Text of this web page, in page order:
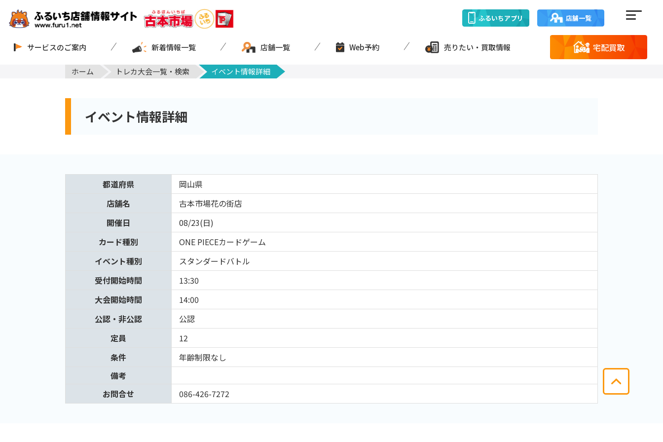
ふるいちアプリ 店舗一覧
サービスのご案内 新着情報一覧 店舗一覧 Web予約 売りたい・買取情報 宅配買取
ホーム トレカ大会一覧・検索 イベント情報詳細
イベント情報詳細
都道府県
岡山県
店舗名
古本市場花の街店
開催日
08/23(日)
カード種別
ONE PIECEカードゲーム
イベント種別
スタンダードバトル
受付開始時間
13:30
大会開始時間
14:00
公認・非公認
公認
定員
12
条件
年齢制限なし
備考
お問合せ
086-426-7272